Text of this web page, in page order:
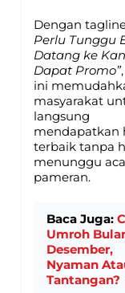
Dengan
Perlu Tunggu
Datang ke
Dapat Promo”
ini
masyarakat
langsung
mendapatkan
terbaik tanpa
menunggu
pameran.
Baca Juga:
Umroh
Desember,
Nyaman
Tantangan?